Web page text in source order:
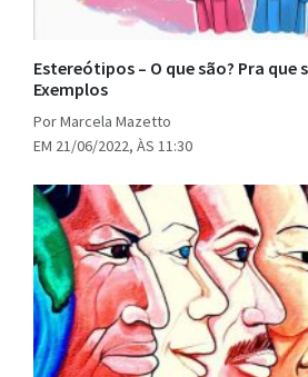
Estereótipos – O que são? Pra que
Exemplos
Por Marcela Mazetto
EM 21/06/2022, ÀS 11:30